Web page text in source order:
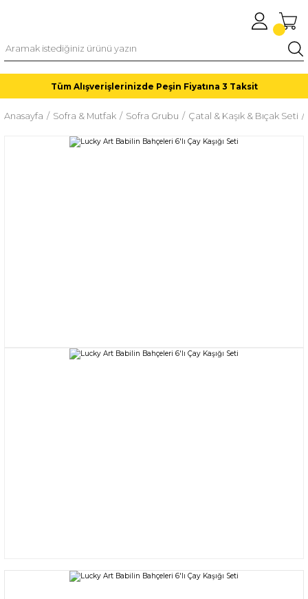
Tüm Alışverişlerinizde Peşin Fiyatına 3 Taksit
Anasayfa Sofra & Mutfak Sofra Grubu Çatal & Kaşık & Bıçak Seti